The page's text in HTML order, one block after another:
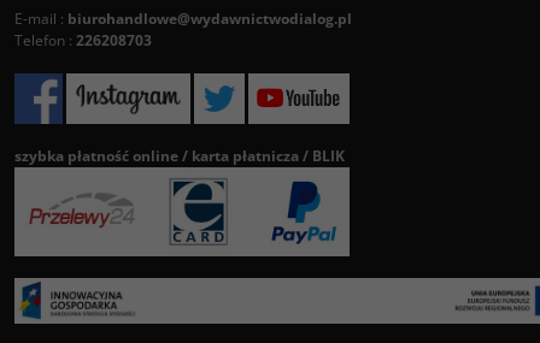
E-mail : biurohandlowe@wydawnictwodialog.pl
Telefon : 226208703
szybka płatność online / karta płatnicza / BLIK